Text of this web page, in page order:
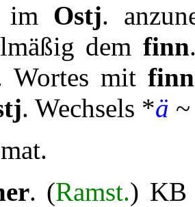
im Ostj.
dem finn
Wortes mit finn
. Wechsels *ä
. (Ramst.)